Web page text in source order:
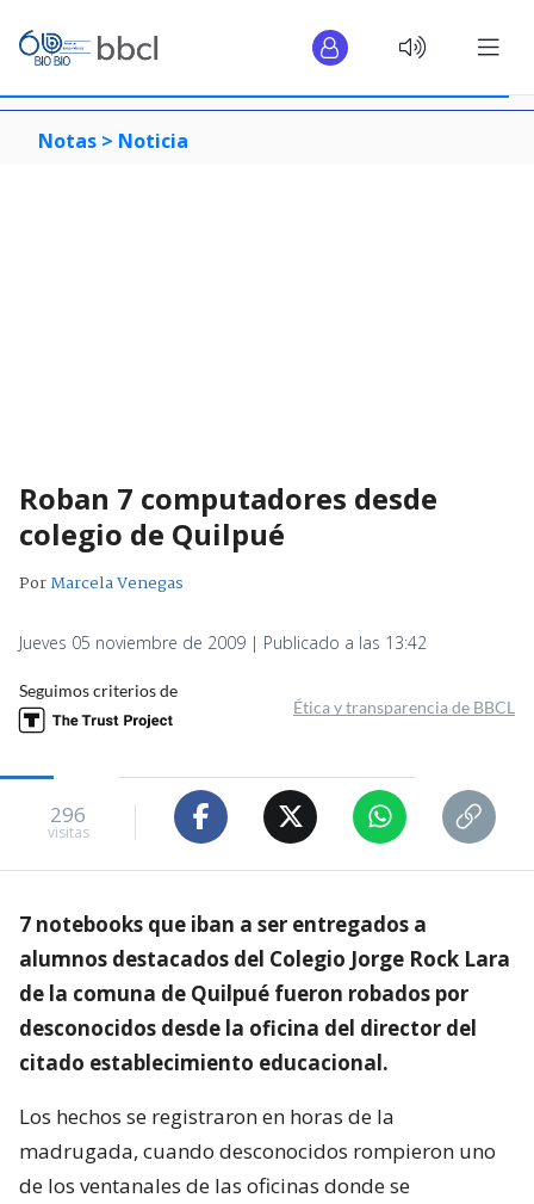
Notas > Noticia
Roban 7 computadores desde
colegio de Quilpué
PorMarcela Venegas
Jueves 05 noviembre de 2009 | Publicado a las 13:42
Seguimos criterios de
Ética y transparencia de BBCL
296
visitas
7 notebooks que iban a ser entregados a
alumnos destacados del Colegio Jorge Rock Lara
de la comuna de Quilpué fueron robados por
desconocidos desde la oficina del director del
citado establecimiento educacional.
Los hechos se registraron en horas de la
madrugada, cuando desconocidos rompieron uno
de los ventanales de las oficinas donde se